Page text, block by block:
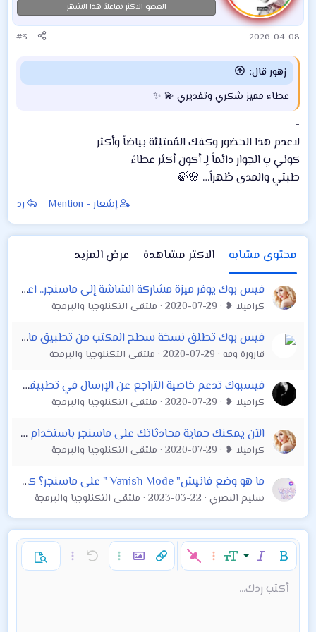
ا
ت
:
العضو الاكثر تفاعلاً هذا الشهر
2026-04-08
#3
زهور قال:
عطاء مميز شكري وتقديري 💫 ✨
-
لاعدم هذا الحضور وكفك المُمتلِئة بياضاً وأكثر
كوني بِ الجوار دائماً لِـ أكون أكثر عطاءً
طبتي والمدى طُهراً… 🌸🍃
إشعار - Mention رد
محتوى مشابه الاكثر مشاهدة
عرض المزيد
فيس بوك يوفر ميزة مشاركة الشاشة إلى ماسنجر.. اعرف التفاصيل
كراميلا ❥ 2020-07-29 ملتقى التكنلوجيا والبرمجة
فيس بوك تطلق نسخة سطح المكتب من تطبيق ماسنجر على ويندوز وماك
قارورة وفه 2020-07-29 ملتقى التكنلوجيا والبرمجة
فيسبوك تدعم خاصية التراجع عن الإرسال في تطبيقها ماسنجر
كراميلا ❥ 2020-07-29 ملتقى التكنلوجيا والبرمجة
الآن يمكنك حماية محادثاتك على ماسنجر باستخدام بصمة الوجه
كراميلا ❥ 2020-07-29 ملتقى التكنلوجيا والبرمجة
ما هو وضع فانيش" Vanish Mode " على ماسنجر؟ كيفية استخدام ميزة الرسائل المختفية
سليم البصري 2023-03-22 ملتقى التكنلوجيا والبرمجة
غامق مائل حجم الخط
9
10
خيارات إضافية…إدراج رابطإدراج صورةخيارات إضافية…
تراجع خيارات إضافية…
معاينة
لون النصBackground Color
عائلة الخطالإبتسامات
إقتباسميديا إعادةتبديل الـ BB codeإزالة التنسيقأكتب ردك...